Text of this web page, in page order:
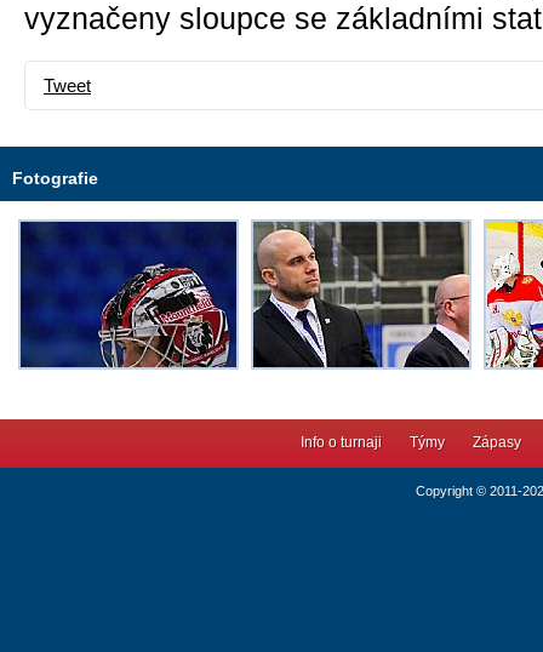
vyznačeny sloupce se základními
Tweet
Fotografie
Info o turnaji Týmy Zápasy
Copyright © 2011-